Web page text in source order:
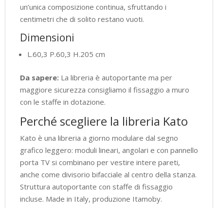
quantitàun’unica composizione continua, sfruttando i
centimetri che di solito restano vuoti.
Dimensioni
L.60,3 P.60,3 H.205 cm
Da sapere: La libreria è autoportante ma per
maggiore sicurezza consigliamo il fissaggio a muro
con le staffe in dotazione.
Perché scegliere la libreria Kato
Kato è una libreria a giorno modulare dal segno
grafico leggero: moduli lineari, angolari e con pannello
porta TV si combinano per vestire intere pareti,
anche come divisorio bifacciale al centro della stanza.
Struttura autoportante con staffe di fissaggio
incluse. Made in Italy, produzione Itamoby.